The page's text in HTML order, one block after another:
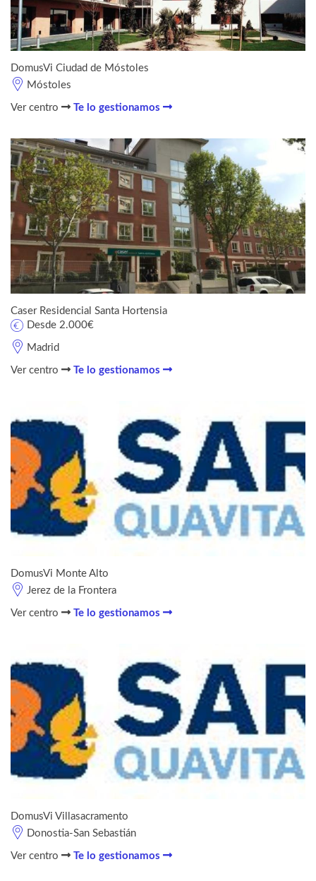
DomusVi Ciudad de Móstoles
Móstoles
Ver centro Te lo gestionamos
Caser Residencial Santa Hortensia
Madrid
Desde 2.000€
Ver centro Te lo gestionamos
DomusVi Monte Alto
Jerez de la Frontera
Ver centro Te lo gestionamos
DomusVi Villasacramento
Donostia-San Sebastián
Ver centro Te lo gestionamos